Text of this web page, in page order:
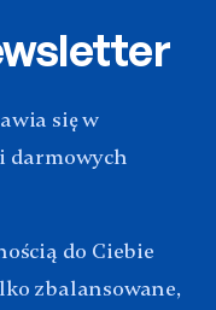
się w
darmowych
do Ciebie
zbalansowane,